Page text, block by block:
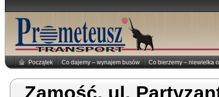
Początek Co dajemy – wynajem busów Co bierzemy – niewielka